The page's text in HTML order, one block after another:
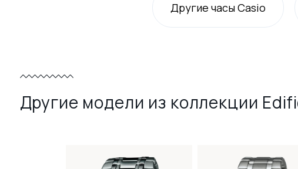
Другие часы Casio
Другие модели из коллекции